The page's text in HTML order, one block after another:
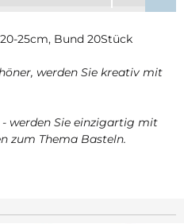
25cm, Bund 20Stück
werden Sie kreativ mit
werden Sie einzigartig mit
zum Thema Basteln.